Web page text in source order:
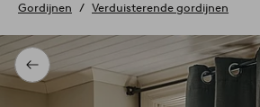
to
home
page
Terug
Gordijnen Verduisterende gordijnen